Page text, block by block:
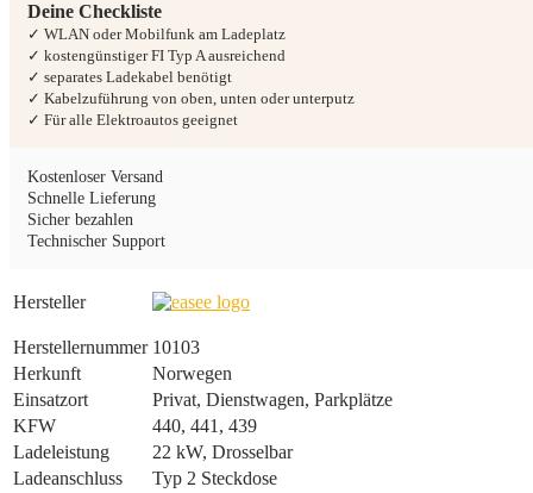
Deine Checkliste
✓ WLAN oder Mobilfunk am Ladeplatz
✓ kostengünstiger FI Typ A ausreichend
✓ separates Ladekabel benötigt
✓ Kabelzuführung von oben, unten oder unterputz
✓ Für alle Elektroautos geeignet
Kostenloser Versand
Schnelle Lieferung
Sicher bezahlen
Technischer Support
Hersteller
Herstellernummer 10103
Herkunft
Norwegen
Einsatzort
Privat, Dienstwagen, Parkplätze
KFW
440, 441, 439
Ladeleistung
22 kW, Drosselbar
Ladeanschluss
Typ 2 Steckdose